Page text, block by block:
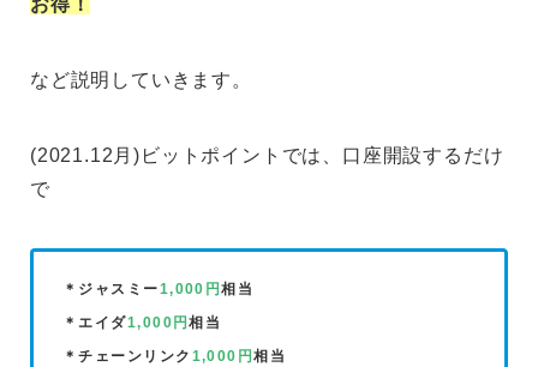
など説明していきます。
(2021.12月)ビットポイントでは、口座開設するだけ
で
＊ジャスミー1,000円相当
＊エイダ1,000円相当
＊チェーンリンク 1,000円相当